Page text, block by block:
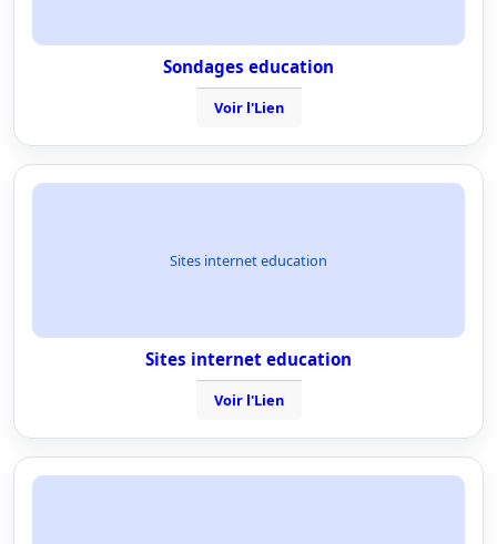
Sondages education
Voir l'Lien
Sites internet education
Sites internet education
Voir l'Lien